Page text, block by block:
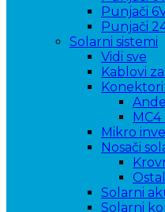
Punjači
Punjači
Solarni sistemi
Vidi sve
Kablovi
Mikro
Nosači
Solarni
Solarni